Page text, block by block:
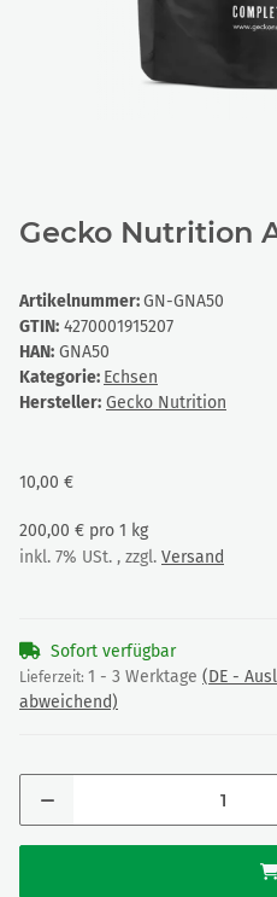
Gecko Nutrition
Artikelnummer:GN-GNA50
GTIN: 4270001915207
HAN: GNA50
Kategorie: Echsen
Hersteller: Gecko Nutrition
10,00 €
200,00 € pro 1 kg
inkl. 7% USt. , zzgl. Versand
Sofort verfügbar
Lieferzeit: 1 - 3 Werktage (DE -
abweichend)